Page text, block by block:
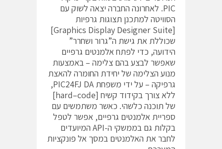
PIC. לאחרונה החברה יצאה לשוק עם
הסוויטה למתכנן תצוגות גרפיות
[Graphics Display Designer Suite]
שכוללת את גישת ה”גרור ושחרר”
הידועה, כדי לפתח אלמנטים גרפיים
שאפשר לבצע בהם צלימה – באמצעות
מנוע הצלימה של יחידת החומרה להאצת
גרפיקה – על ידי משפחת PIC24FJ DA,
ללא צורך בקידוד קשיח [hard–code]
של תוכנה כלשהי. כאשר משתמשים עם
ספריית אלמנטים גרפיים, אפשר לטפל
בקלות גם בממשקי ה-API המיועדים
לחבר את האלמנטים במסך אל פונקציות